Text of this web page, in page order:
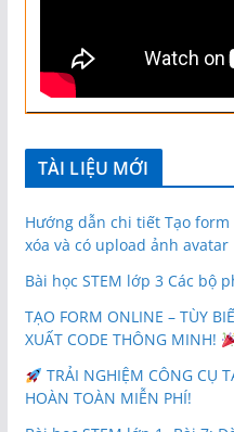
TÀI LIỆU MỚI
Hướng dẫn chi tiết Tạo
xóa và có upload ảnh avatar
Bài học STEM lớp 3 Các bộ
TẠO FORM ONLINE – TÙY
XUẤT CODE THÔNG MINH!
TRẢI NGHIỆM CÔNG CỤ
HOÀN TOÀN MIỄN PHÍ!